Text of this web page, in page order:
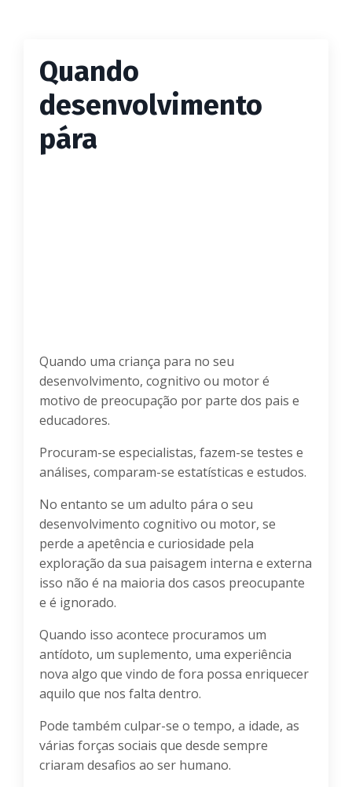
Quando
desenvolvimento
pára
Quando uma criança para no seu
desenvolvimento, cognitivo ou motor é
motivo de preocupação por parte dos pais e
educadores.
Procuram-se especialistas, fazem-se testes e
análises, comparam-se estatísticas e estudos.
No entanto se um adulto pára o seu
desenvolvimento cognitivo ou motor, se
perde a apetência e curiosidade pela
exploração da sua paisagem interna e externa
isso não é na maioria dos casos preocupante
e é ignorado.
Quando isso acontece procuramos um
antídoto, um suplemento, uma experiência
nova algo que vindo de fora possa enriquecer
aquilo que nos falta dentro.
Pode também culpar-se o tempo, a idade, as
várias forças sociais que desde sempre
criaram desafios ao ser humano.